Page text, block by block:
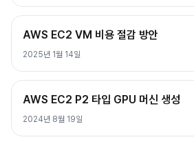
AWS EC2 VM 비용 절감 방안
2025년 1월 14일
AWS EC2 P2 타입 GPU 머신 생성
2024년 8월 19일